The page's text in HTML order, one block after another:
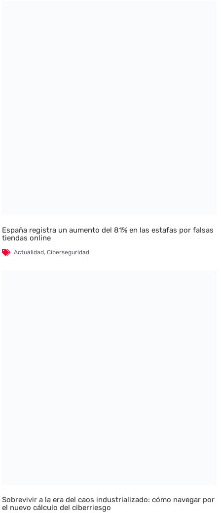
España registra un aumento del 81% en las estafas por falsas
tiendas online
Actualidad,Ciberseguridad
Sobrevivir a la era del caos industrializado: cómo navegar por
el nuevo cálculo del ciberriesgo